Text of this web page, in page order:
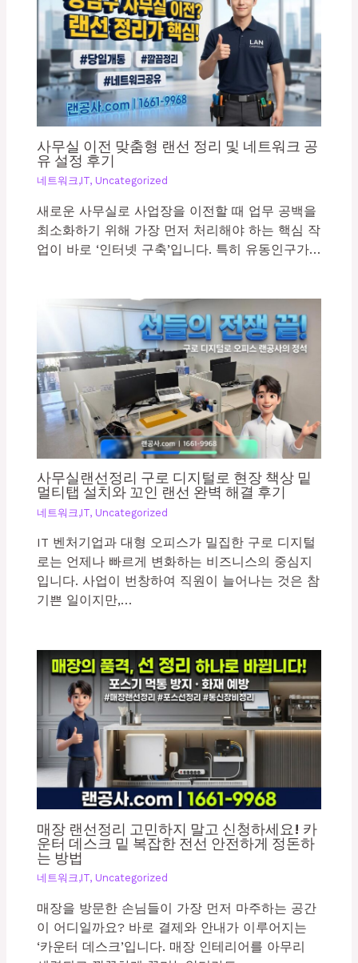
사무실 이전 맞춤형 랜선 정리 및 네트워크 공
유 설정 후기
네트워크,IT, Uncategorized
새로운 사무실로 사업장을 이전할 때 업무 공백을
최소화하기 위해 가장 먼저 처리해야 하는 핵심 작
업이 바로 ‘인터넷 구축’입니다. 특히 유동인구가…
사무실랜선정리 구로 디지털로 현장 책상 밑
멀티탭 설치와 꼬인 랜선 완벽 해결 후기
네트워크,IT, Uncategorized
IT 벤처기업과 대형 오피스가 밀집한 구로 디지털
로는 언제나 빠르게 변화하는 비즈니스의 중심지
입니다. 사업이 번창하여 직원이 늘어나는 것은 참
기쁜 일이지만,…
매장 랜선정리 고민하지 말고 신청하세요! 카
운터 데스크 밑 복잡한 전선 안전하게 정돈하
는 방법
네트워크,IT, Uncategorized
매장을 방문한 손님들이 가장 먼저 마주하는 공간
이 어디일까요? 바로 결제와 안내가 이루어지는
‘카운터 데스크’입니다. 매장 인테리어를 아무리